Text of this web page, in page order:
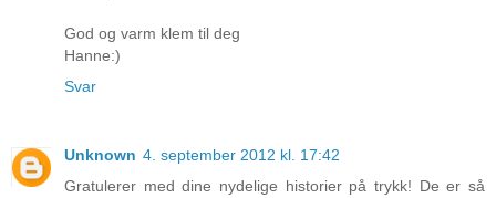
God og varm klem til deg
Hanne:)
Svar
Unknown 4. september 2012 kl. 17:42
Gratulerer med dine nydelige historier på trykk! De er så